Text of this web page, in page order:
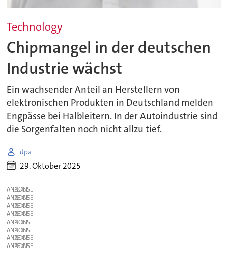
Technology
Chipmangel in der deutschen
Industrie wächst
Ein wachsender Anteil an Herstellern von
elektronischen Produkten in Deutschland melden
Engpässe bei Halbleitern. In der Autoindustrie sind
die Sorgenfalten noch nicht allzu tief.
dpa
29. Oktober 2025
ANZEIGE
ANZEIGE
ANZEIGE
ANZEIGE
ANZEIGE
ANZEIGE
ANZEIGE
ANZEIGE